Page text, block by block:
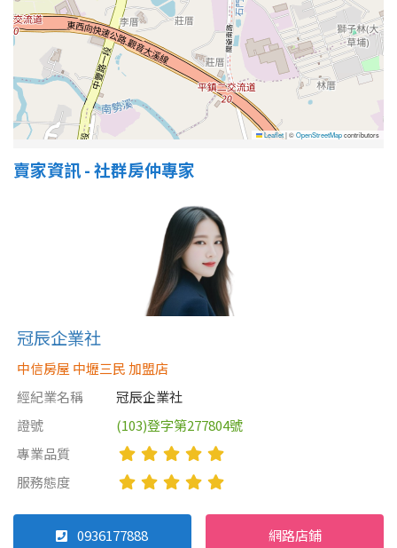
不拘
5 年以下
5-10 年 10-20 年
20-30 年
Leaflet|©OpenStreetMapcontributors
賣家資訊 - 社群房仲專家
冠辰企業社
中信房屋 中壢三民 加盟店
經紀業名稱
冠辰企業社
證號
(103)登字第277804號
專業品質
服務態度
0936177888 網路店鋪